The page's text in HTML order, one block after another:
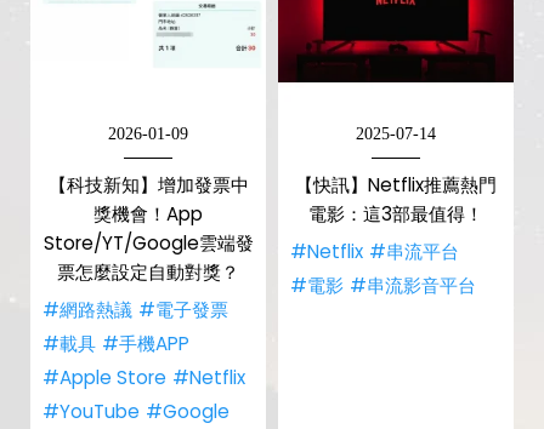
2026-01-09
【科技新知】增加發票中
獎機會！App
Store/YT/Google雲端發
票怎麼設定自動對獎？
#網路熱議 #電子發票
#載具 #手機APP
#Apple Store #Netflix
#YouTube #Google
2025-07-14
【快訊】Netflix推薦熱門
電影：這3部最值得！
#Netflix #串流平台
#電影 #串流影音平台